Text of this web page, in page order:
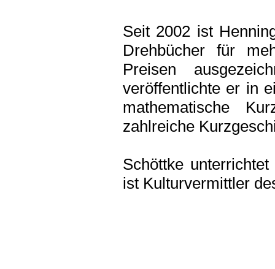
Seit 2002 ist
Drehbücher für
Preisen
veröffentlichte er in
mathematische
zahlreiche
Schöttke
ist Kulturvermittler